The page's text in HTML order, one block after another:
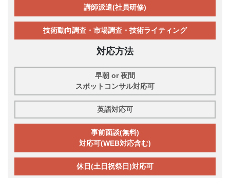
講師派遣(社員研修)
技術動向調査・市場調査・技術ライティング
対応方法
早朝 or 夜間
スポットコンサル対応可
英語対応可
事前面談(無料)
対応可(WEB対応含む)
休日(土日祝祭日)対応可